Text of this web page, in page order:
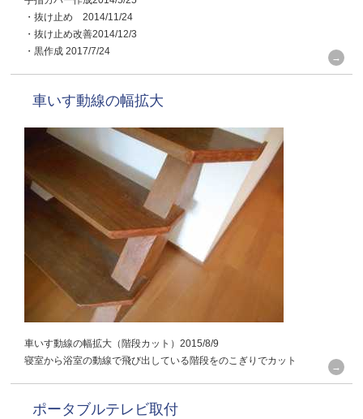
・抜け止め 2014/11/24
・抜け止め改善2014/12/3
・黒作成 2017/7/24
車いす動線の幅拡大
車いす動線の幅拡大（階段カット）2015/8/9
寝室から浴室の動線で飛び出している階段をのこぎりでカット
ポータブルテレビ取付